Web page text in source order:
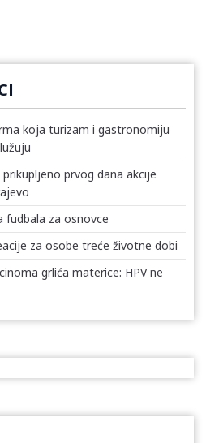
koja turizam i gastronomiju
prvog dana akcije
fudbala za osnovce
za osobe treće životne dobi
grlića materice: HPV ne